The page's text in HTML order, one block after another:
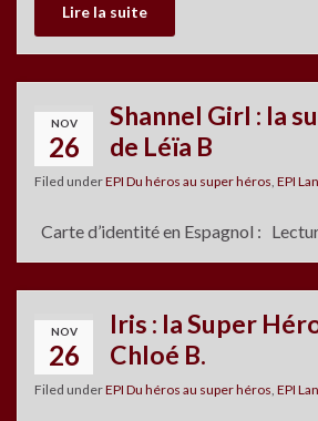
Lire la suite
NOV
26
Shannel Girl : la
de Léïa B
Filed underEPI Du héros au super héros EPI
Carte d’identité en Espagnol :
NOV
26
Iris : la Super
Chloé B.
Filed underEPI Du héros au super héros EPI